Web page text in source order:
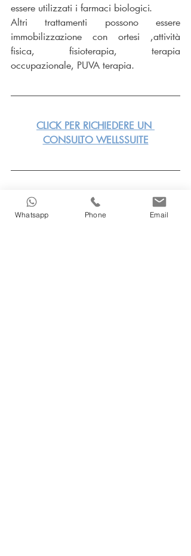
essere utilizzati i farmaci biologici.
Altri trattamenti possono essere
immobilizzazione con ortesi ,attività
fisica, fisioterapia, terapia
occupazionale, PUVA terapia.
CLICK PER RICHIEDERE UN
CONSULTO WELLSSUITE
Reumatologia
Whatsapp Phone Email